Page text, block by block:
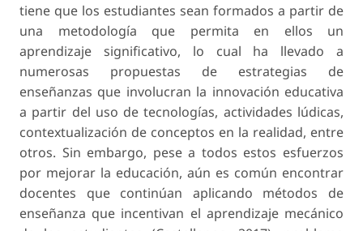
tiene que los estudiantes sean formados a partir de
una metodología que permita en ellos un
aprendizaje significativo, lo cual ha llevado a
numerosas propuestas de estrategias de
enseñanzas que involucran la innovación educativa
a partir del uso de tecnologías, actividades lúdicas,
contextualización de conceptos en la realidad, entre
otros. Sin embargo, pese a todos estos esfuerzos
por mejorar la educación, aún es común encontrar
docentes que continúan aplicando métodos de
enseñanza que incentivan el aprendizaje mecánico